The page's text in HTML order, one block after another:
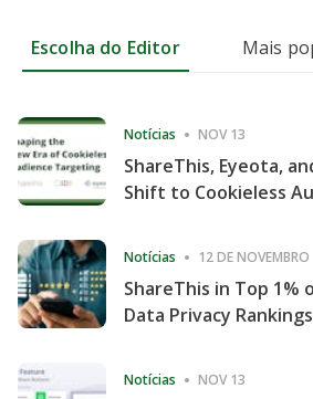
Escolha do Editor Mais
Notícias NOV 13
ShareThis, Eyeota,
Shift to Cookieless
Notícias 12 DE NOVEMBRO
ShareThis in Top 1%
Data Privacy
Notícias NOV 13